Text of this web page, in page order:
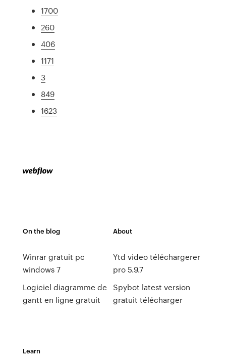
1700
260
406
1171
3
849
1623
On the blog
Winrar gratuit pc
windows 7
Logiciel diagramme de
gantt en ligne gratuit
About
Ytd video téléchargerer
pro 5.9.7
Spybot latest version
gratuit télécharger
Learn